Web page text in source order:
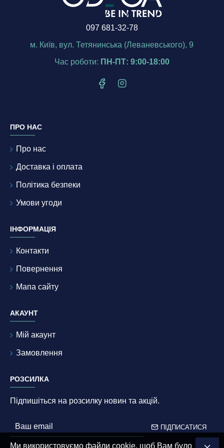
097 681-32-78
м. Київ, вул. Тетянинська (Леваневського), 9
Час роботи: ПН-ПТ: 9:00-18:00
ПРО НАС
Про нас
Доставка і оплата
Політика безпеки
Умови угоди
ІНФОРМАЦІЯ
Контакти
Повернення
Мапа сайту
АКАУНТ
Мій акаунт
Замовлення
РОЗСИЛКА
Підпишіться на розсилку новин та акцій.
ПІДПИСАТИСЯ
Ми використовуємо файли cookie, щоб Вам було